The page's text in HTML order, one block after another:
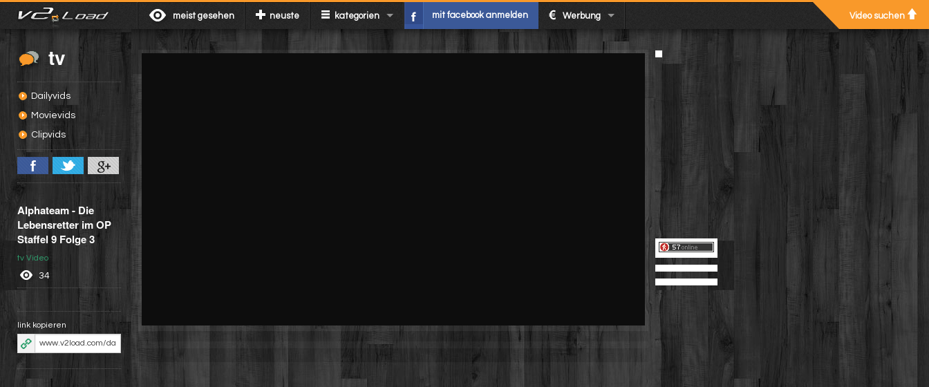
meist gesehen neuste kategorien mit facebook anmelden Werbung Video suchen
tv
Dailyvids
Movievids
Clipvids
Alphateam - Die
Lebensretter im OP
Staffel 9 Folge 3
tv Video
34
link kopieren